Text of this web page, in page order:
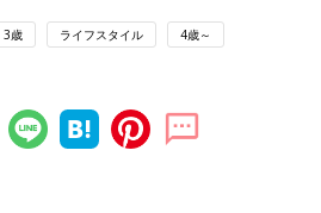
3歳 ライフスタイル 4歳～